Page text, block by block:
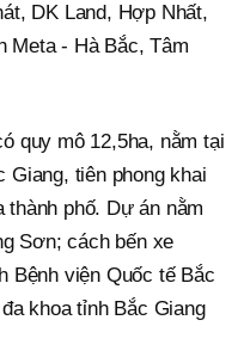
DK Land, Hợp Nhất,
Meta - Hà Bắc, Tâm
quy mô 12,5ha, nằm tại
Giang, tiên phong khai
phố. Dự án nằm
Sơn; cách bến xe
Bệnh viện Quốc tế Bắc
khoa tỉnh Bắc Giang